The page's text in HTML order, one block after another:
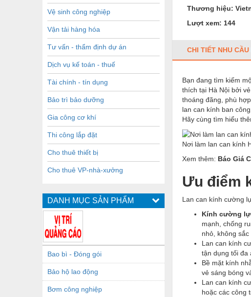
Vệ sinh công nghiệp
Vận tải hàng hóa
Tư vấn - thẩm định dự án
Dịch vụ kế toán - thuế
Tài chính - tín dụng
Bảo trì bảo dưỡng
Gia công cơ khí
Thi công lắp đặt
Cho thuê thiết bị
Cho thuê VP-nhà-xưởng
DANH MỤC SẢN PHẨM
Bao bì - Đóng gói
Bảo hộ lao động
Bơm công nghiệp
Thương hiệu:
Lượt xem: 144
CHI TIẾT NHU CẦU
Bạn đang tìm kiếm
thích tại Hà Nội bởi
thoáng đãng, phù
lan can kính ban
Hãy cùng tìm hiểu
Nơi làm lan can kính
Xem thêm: Báo Giá
Ưu điểm
Lan can kính cường
Kính cường
mạnh, chống
nhỏ, không
Lan can kính
tận dụng tối đa
Bề mặt kính
vẻ sáng bóng
Lan can kính
hoặc các công